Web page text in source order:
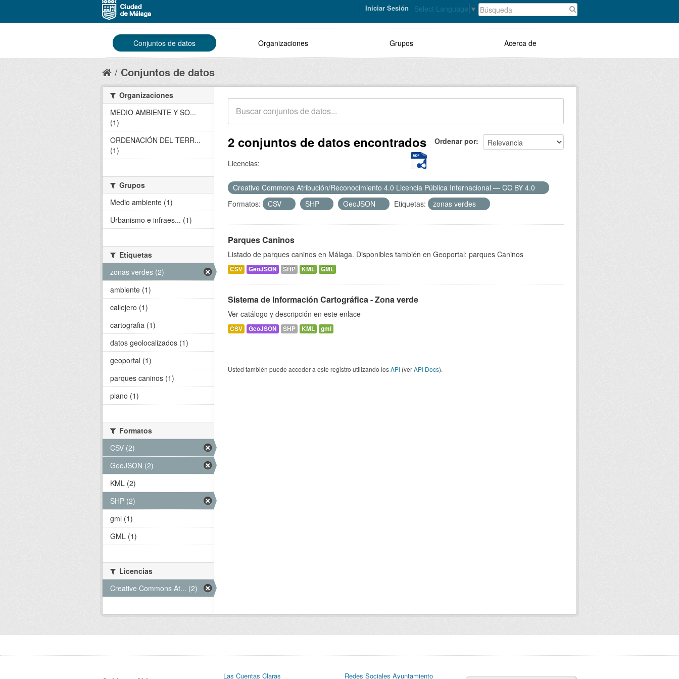
Select Language ▼
Iniciar Sesión
Conjuntos de datos Organizaciones Grupos Acerca de
Conjuntos de datos
Ordenar por
2 conjuntos de datos encontrados
Licencias:
Creative Commons Atribución/Reconocimiento 4.0 Licencia Pública Internacional — CC BY 4.0
Formatos:
CSV SHP GeoJSON Etiquetas: zonas verdes
Parques Caninos
Listado de parques caninos en Málaga. Disponibles también en Geoportal: parques Caninos
CSV GeoJSON SHP KML GML
Sistema de Información Cartográfica - Zona verde
Ver catálogo y descripción en este enlace
CSV GeoJSON SHP KML gml
Usted también puede acceder a este registro utilizando losAPI (verAPI Docs).
Organizaciones
MEDIO AMBIENTE Y SO...
(1)
ORDENACIÓN DEL TERR...
(1)
Grupos
Medio ambiente (1)
Urbanismo e infraes... (1)
Etiquetas
zonas verdes (2)
ambiente (1)
callejero (1)
cartografia (1)
datos geolocalizados (1)
geoportal (1)
parques caninos (1)
plano (1)
Formatos
CSV (2)
GeoJSON (2)
KML (2)
SHP (2)
gml (1)
GML (1)
Licencias
Creative Commons At... (2)
Las Cuentas Claras Redes Sociales Ayuntamiento